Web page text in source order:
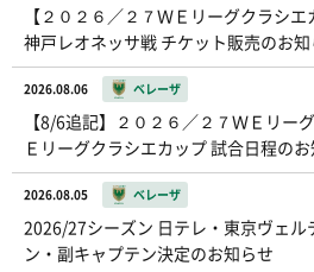
【２０２６／２７ＷＥリーグクラシ
神戸レオネッサ戦 チケット販売のお知
2026.08.06 ベレーザ
【8/6追記】２０２６／２７ＷＥリー
Ｅリーグクラシエカップ 試合日程の
2026.08.05 ベレーザ
2026/27シーズン 日テレ・東京ヴェル
ン・副キャプテン決定のお知らせ